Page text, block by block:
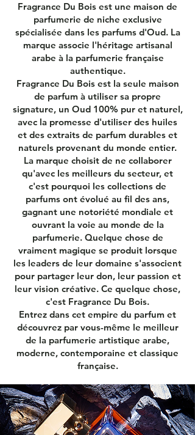
Fragrance Du Bois est une maison de
parfumerie de niche exclusive
spécialisée dans les parfums d'Oud. La
marque associe l'héritage artisanal
arabe à la parfumerie française
authentique.
Fragrance Du Bois est la seule maison
de parfum à utiliser sa propre
signature, un Oud 100% pur et naturel,
avec la promesse d'utiliser des huiles
et des extraits de parfum durables et
naturels provenant du monde entier.
La marque choisit de ne collaborer
qu'avec les meilleurs du secteur, et
c'est pourquoi les collections de
parfums ont évolué au fil des ans,
gagnant une notoriété mondiale et
ouvrant la voie au monde de la
parfumerie. Quelque chose de
vraiment magique se produit lorsque
les leaders de leur domaine s'associent
pour partager leur don, leur passion et
leur vision créative. Ce quelque chose,
c'est Fragrance Du Bois.
Entrez dans cet empire du parfum et
découvrez par vous-même le meilleur
de la parfumerie artistique arabe,
moderne, contemporaine et classique
française.